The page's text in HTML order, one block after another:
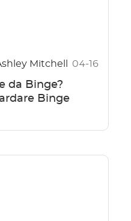
Mitchell 04-16
da Binge?
Binge